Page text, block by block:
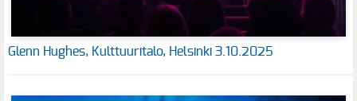
Glenn Hughes, Kulttuuritalo, Helsinki 3.10.2025